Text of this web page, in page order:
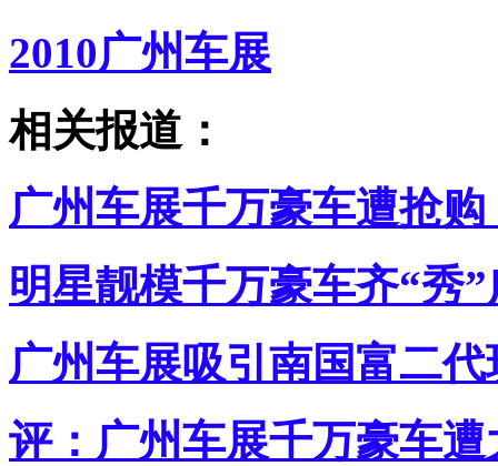
2010广州车展
相关报道：
广州车展千万豪车遭抢
明星靓模千万豪车齐“秀
广州车展吸引南国富二
评：广州车展千万豪车